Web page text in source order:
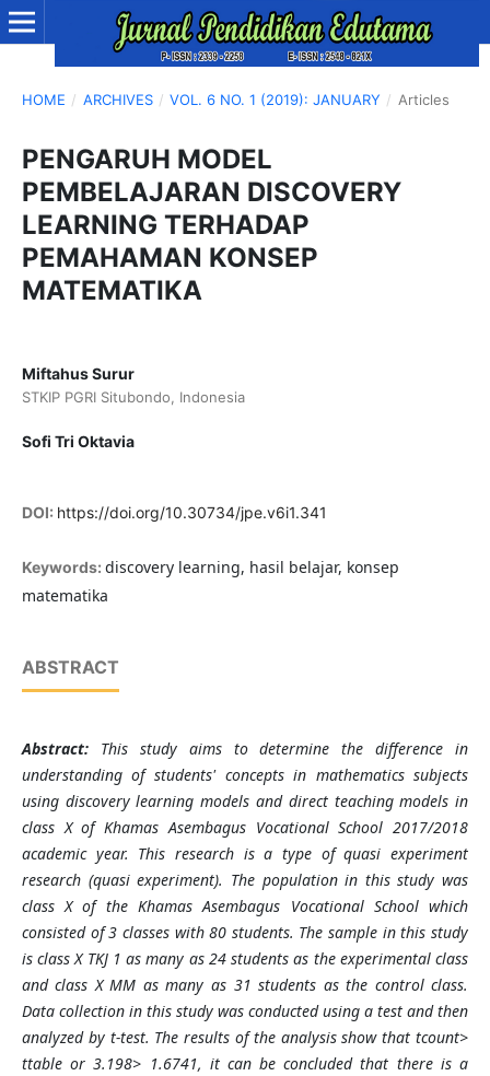
HOME / ARCHIVES / VOL. 6 NO. 1 (2019): JANUARY / Articles
PENGARUH MODEL
PEMBELAJARAN DISCOVERY
LEARNING TERHADAP
PEMAHAMAN KONSEP
MATEMATIKA
Miftahus Surur
STKIP PGRI Situbondo, Indonesia
Sofi Tri Oktavia
DOI: https://doi.org/10.30734/jpe.v6i1.341
Keywords: discovery learning, hasil belajar, konsep
matematika
ABSTRACT
Abstract: This study aims to determine the difference in
understanding of students' concepts in mathematics subjects
using discovery learning models and direct teaching models in
class X of Khamas Asembagus Vocational School 2017/2018
academic year. This research is a type of quasi experiment
research (quasi experiment). The population in this study was
class X of the Khamas Asembagus Vocational School which
consisted of 3 classes with 80 students. The sample in this study
is class X TKJ 1 as many as 24 students as the experimental class
and class X MM as many as 31 students as the control class.
Data collection in this study was conducted using a test and then
analyzed by t-test. The results of the analysis show that tcount>
ttable or 3.198> 1.6741, it can be concluded that there is a